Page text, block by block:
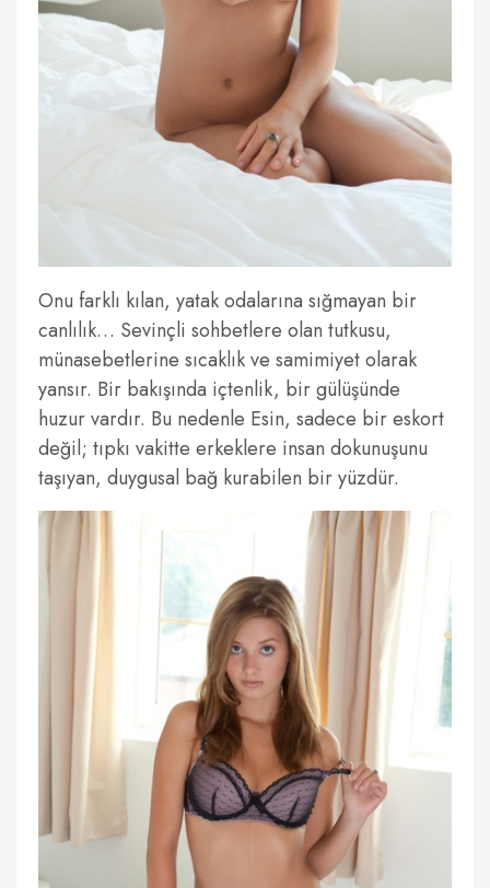
Onu farklı kılan, yatak odalarına sığmayan bir
canlılık… Sevinçli sohbetlere olan tutkusu,
münasebetlerine sıcaklık ve samimiyet olarak
yansır. Bir bakışında içtenlik, bir gülüşünde
huzur vardır. Bu nedenle Esin, sadece bir eskort
değil; tıpkı vakitte erkeklere insan dokunuşunu
taşıyan, duygusal bağ kurabilen bir yüzdür.